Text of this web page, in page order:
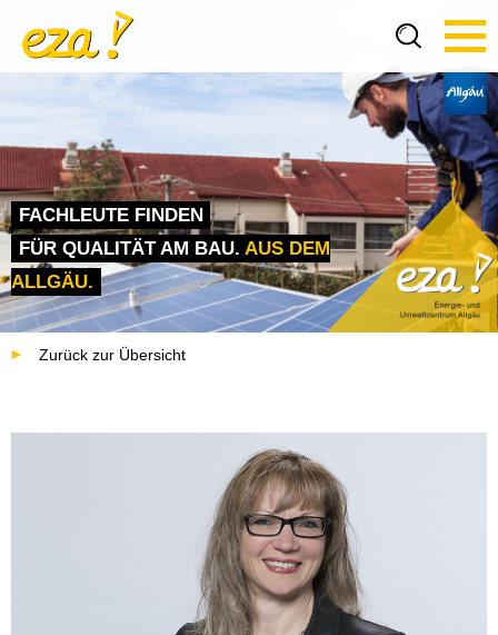
FACHLEUTE FINDEN
FÜR QUALITÄT AM BAU. AUS DEM
ALLGÄU.
Zurück zur Übersicht